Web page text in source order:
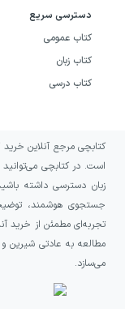
دسترسی سریع
کتاب عمومی
کتاب زبان
کتاب درسی
کتابچی مرجع آنلاین
است. در کتابچی
زبان دسترسی داشته
جستجوی هوشمند،
تجربه‌ای مطمئن از خرید
مطالعه به عادتی شیرین و
می‌سازد.